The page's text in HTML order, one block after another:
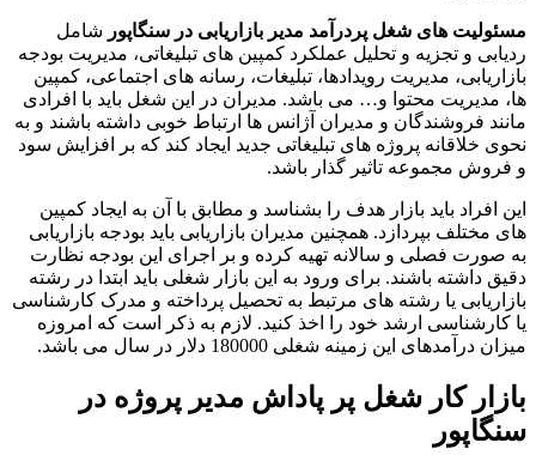
مسئولیت های شغل پردرآمد مدیر بازاریابی در سنگاپور شامل
ردیابی و تجزیه و تحلیل عملکرد کمپین های تبلیغاتی، مدیریت بودجه
بازاریابی، مدیریت رویدادها، تبلیغات، رسانه ‌های اجتماعی، کمپین‌
ها، مدیریت محتوا و… می باشد. مدیران در این شغل باید با افرادی
مانند فروشندگان و مدیران آژانس ها ارتباط خوبی داشته باشند و به
نحوی خلاقانه پروژه های تبلیغاتی جدید ایجاد کند که بر افزایش سود
و فروش مجموعه تاثیر گذار باشد.
این افراد باید بازار هدف را بشناسد و مطابق با آن به ایجاد کمپین
های مختلف بپردازد. همچنین مدیران بازاریابی باید بودجه بازاریابی
به صورت فصلی و سالانه تهیه کرده و بر اجرای این بودجه نظارت
دقیق داشته باشند. برای ورود به این بازار شغلی باید ابتدا در رشته
بازاریابی یا رشته های مرتبط به تحصیل پرداخته و مدرک کارشناسی
یا کارشناسی ارشد خود را اخذ کنید. لازم به ذکر است که امروزه
میزان درآمدهای این زمینه شغلی 180000 دلار در سال می باشد.
بازار کار شغل پر پاداش مدیر پروژه در
سنگاپور